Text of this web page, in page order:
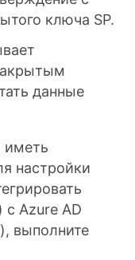
ключа SP.
данные
настройки
с Azure AD
выполните